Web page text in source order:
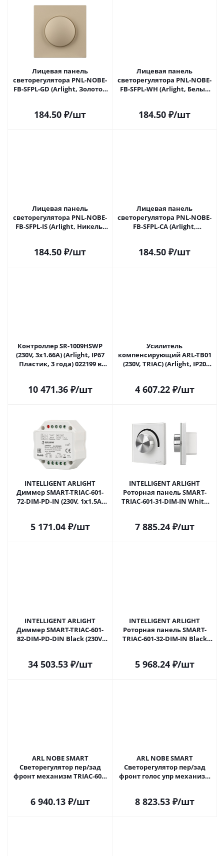
Лицевая панель
светорегулятора PNL-NOBE-
FB-SFPL-GD (Arlight, Золотой
184.50 ₽/шт
Лицевая панель
светорегулятора PNL-NOBE-
FB-SFPL-WH (Arlight, Белый
184.50 ₽/шт
Лицевая панель
светорегулятора PNL-NOBE-
FB-SFPL-IS (Arlight, Никель)
184.50 ₽/шт
Лицевая панель
светорегулятора PNL-NOBE-
FB-SFPL-CA (Arlight,
184.50 ₽/шт
Контроллер SR-1009HSWP
(230V, 3x1.66A) (Arlight, IP67
Пластик, 3 года) 022199 в
10 471.36₽/шт
Усилитель
компенсирующий ARL-TB01
(230V, TRIAC) (Arlight, IP20
4 607.22₽/шт
INTELLIGENT ARLIGHT
Диммер SMART-TRIAC-601-
72-DIM-PD-IN (230V, 1x1.5A,
5 171.04₽/шт
INTELLIGENT ARLIGHT
Роторная панель SMART-
TRIAC-601-31-DIM-IN White
Сочи
7 885.24₽/шт
INTELLIGENT ARLIGHT
Диммер SMART-TRIAC-601-
82-DIM-PD-DIN Black (230V,
в Сочи
34 503.53₽/шт
INTELLIGENT ARLIGHT
Роторная панель SMART-
TRIAC-601-32-DIM-IN Black
Сочи
5 968.24₽/шт
ARL NOBE SMART
Светорегулятор пер/зад
фронт механизм TRIAC-601-
060659 в Сочи
6 940.13₽/шт
ARL NOBE SMART
Светорегулятор пер/зад
фронт голос упр механизм
лет) 060660 в Сочи
8 823.53₽/шт